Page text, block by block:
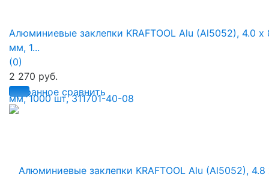
избранное сравнить
Алюминиевые заклепки KRAFTOOL Alu (Al5052), 4.0 х
мм, 1...
(0)
2 270 руб.